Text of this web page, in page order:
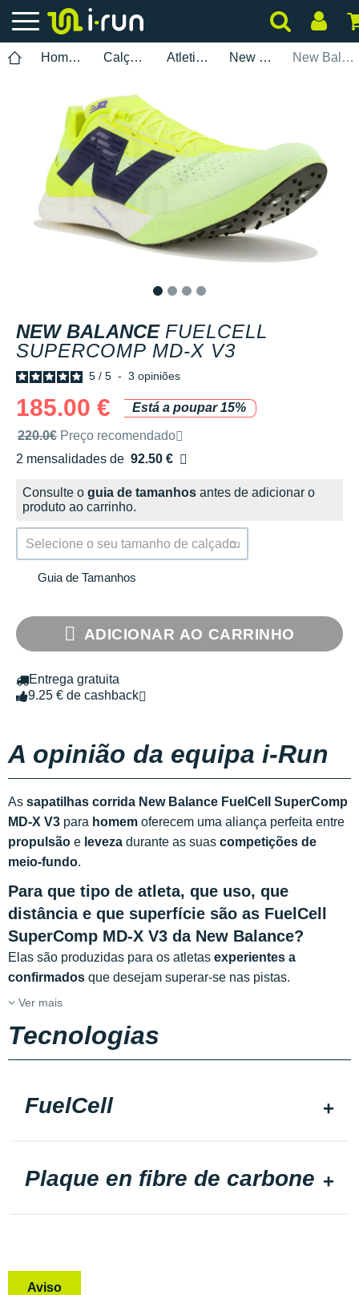
Homem Calçados Atletismo New Balance New Balance FuelCell SuperComp MD-X V3
NEW BALANCE FUELCELL
SUPERCOMP MD-X V3
5 / 5 - 3 opiniões
185.00 €
Está a poupar 15%
Preço de venda recomendado pela marca
220.0€ Preço recomendado
2 mensalidades de 92.50 €
sem custos
Consulte o guia de tamanhos antes de adicionar o
produto ao carrinho.
Selecione o seu tamanho de calçado.
Guia de Tamanhos
ADICIONAR AO CARRINHO
Entrega gratuita
9.25 € de cashback
A opinião da equipa i-Run
As sapatilhas corrida New Balance FuelCell SuperComp
MD-X V3 para homem oferecem uma aliança perfeita entre
propulsão e leveza durante as suas competições de
meio-fundo.
Para que tipo de atleta, que uso, que
distância e que superfície são as FuelCell
SuperComp MD-X V3 da New Balance?
Elas são produzidas para os atletas experientes a
confirmados que desejam superar-se nas pistas.
Ver mais
Tecnologias
FuelCell
Plaque en fibre de carbone
Aviso